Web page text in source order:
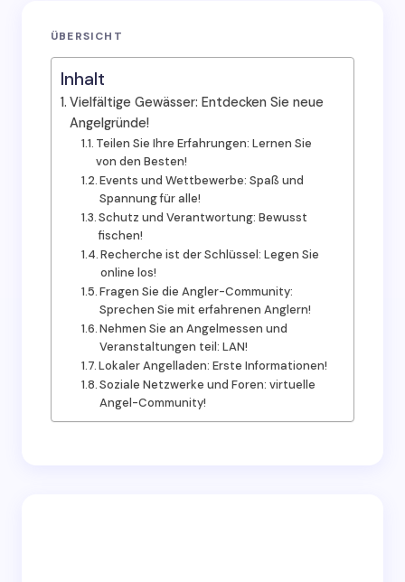
ÜBERSICHT
Inhalt
Vielfältige Gewässer: Entdecken Sie neue
Angelgründe!
Teilen Sie Ihre Erfahrungen: Lernen Sie
von den Besten!
Events und Wettbewerbe: Spaß und
Spannung für alle!
Schutz und Verantwortung: Bewusst
fischen!
Recherche ist der Schlüssel: Legen Sie
online los!
Fragen Sie die Angler-Community:
Sprechen Sie mit erfahrenen Anglern!
Nehmen Sie an Angelmessen und
Veranstaltungen teil: LAN!
Lokaler Angelladen: Erste Informationen!
Soziale Netzwerke und Foren: virtuelle
Angel-Community!